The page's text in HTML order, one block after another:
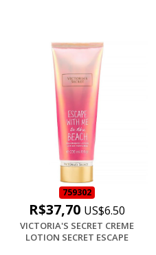
759302
R$37,70 US$6.50
VICTORIA'S SECRET CREME
LOTION SECRET ESCAPE